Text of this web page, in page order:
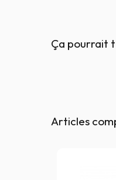
Ça pourrait
Articles